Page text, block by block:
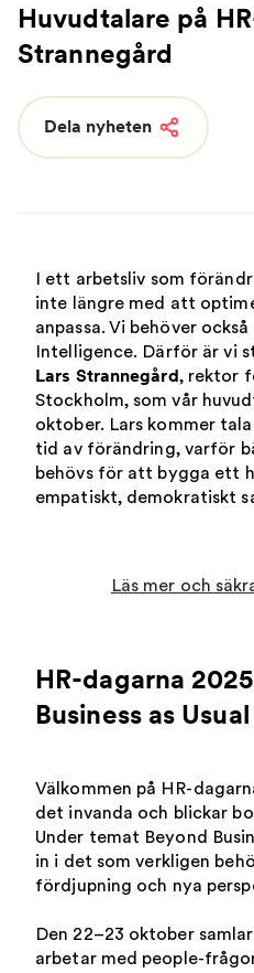
Huvudtalare på
Strannegård
Dela nyheten
I ett arbetsliv som
inte längre med att
anpassa. Vi behöver
Intelligence. Därför är vi
Lars Strannegård, rektor
Stockholm, som vår
oktober. Lars kommer
tid av förändring, varför
behövs för att bygga ett
empatiskt, demokratiskt
Läs mer och
HR-dagarna
Business as Usual
Välkommen på HR-
det invanda och blickar
Under temat Beyond
in i det som verkligen
fördjupning och nya
Den 22–23 oktober
arbetar med people-